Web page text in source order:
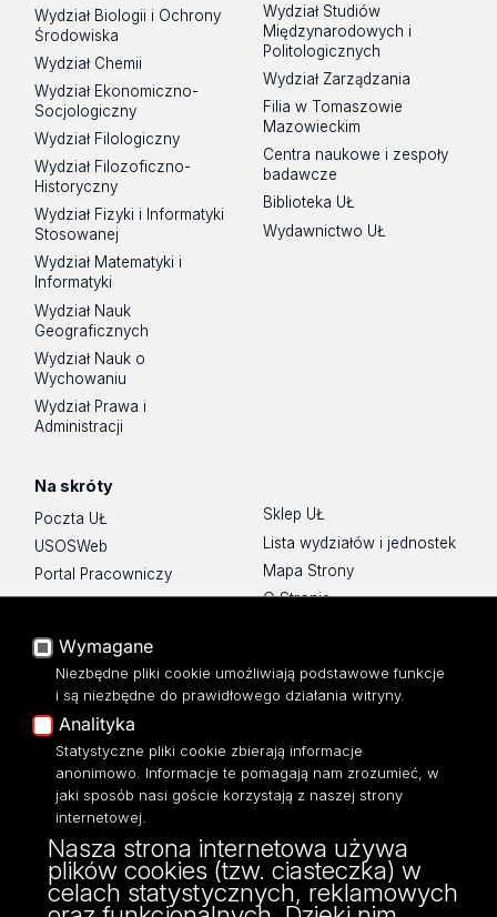
Wydział Biologii i Ochrony
Środowiska
Wydział Chemii
Wydział Ekonomiczno-
Socjologiczny
Wydział Filologiczny
Wydział Filozoficzno-
Historyczny
Wydział Fizyki i Informatyki
Stosowanej
Wydział Matematyki i
Informatyki
Wydział Nauk
Geograficznych
Wydział Nauk o
Wychowaniu
Wydział Prawa i
Administracji
Wydział Studiów
Międzynarodowych i
Politologicznych
Wydział Zarządzania
Filia w Tomaszowie
Mazowieckim
Centra naukowe i zespoły
badawcze
Biblioteka UŁ
Wydawnictwo UŁ
Na skróty
Poczta UŁ
USOSWeb
Portal Pracowniczy
Baza Aktów Własnych
Moodle
Eksperci UŁ
Polityka Prywatności
Dostępność
Sklep UŁ
Lista wydziałów i jednostek
Mapa Strony
O Stronie
ul. Narutowicza 68, 90-136 Łódź
NIP: 724 000 32 43
Adres do doręczeń elektronicznych (ADE):
Wymagane
Niezbędne pliki cookie umożliwiają podstawowe funkcje
i są niezbędne do prawidłowego działania witryny.
Analityka
Statystyczne pliki cookie zbierają informacje
anonimowo. Informacje te pomagają nam zrozumieć, w
jaki sposób nasi goście korzystają z naszej strony
internetowej.
Nasza strona internetowa używa
plików cookies (tzw. ciasteczka) w
celach statystycznych, reklamowych